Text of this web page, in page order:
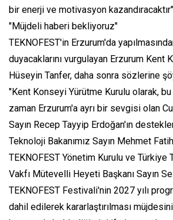
bir enerji ve motivasyon
"Müjdeli haberi bekliyoruz"
TEKNOFEST'in Erzurum'da
duyacaklarını vurgulayan Erzurum Kent
Hüseyin Tanfer, daha sonra sözlerine
"Kent Konseyi Yürütme Kurulu olarak,
zaman Erzurum'a ayrı bir sevgisi olan
Sayın Recep Tayyip Erdoğan'ın
Teknoloji Bakanımız Sayın Mehmet
TEKNOFEST Yönetim Kurulu ve Türkiye
Vakfı Mütevelli Heyeti Başkanı Sayın
TEKNOFEST Festivali'nin 2027 yılı
dahil edilerek kararlaştırılması